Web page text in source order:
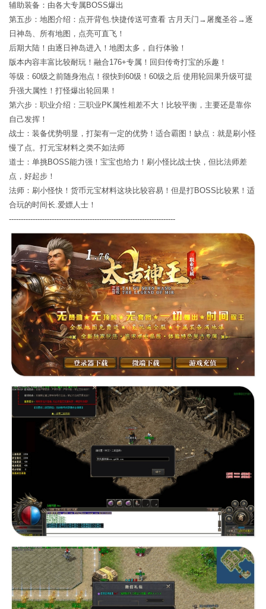
辅助装备：由各大专属BOSS爆出
第五步：地图介绍：点开背包.快捷传送可查看 古月天门→屠魔圣谷→逐
日神岛、所有地图，点亮可直飞！
后期大陆！由逐日神岛进入！地图太多，自行体验！
版本内容丰富比较耐玩！融合176+专属！回归传奇打宝的乐趣！
等级：60级之前随身泡点！很快到60级！60级之后 使用轮回果升级可提
升强大属性！打怪爆出轮回果！
第六步：职业介绍：三职业PK属性相差不大！比较平衡，主要还是靠你
自己发挥！
战士：装备优势明显，打架有一定的优势！适合霸图！缺点：就是刷小怪
慢了点。打元宝材料之类不如法师
道士：单挑BOSS能力强！宝宝也给力！刷小怪比战士快，但比法师差
点，好起步！
法师：刷小怪快！货币元宝材料这块比较容易！但是打BOSS比较累！适
合玩的时间长.爱嫖人士！
----------------------------------------------------------------------